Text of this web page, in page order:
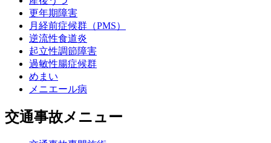
更年期障害
月経前症候群（PMS）
逆流性食道炎
起立性調節障害
過敏性腸症候群
めまい
メニエール病
交通事故メニュー